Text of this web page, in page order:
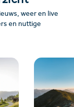
weer en live
en nuttige